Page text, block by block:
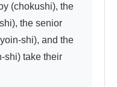
(chokushi), the
the senior
shi), and the
shi) take their